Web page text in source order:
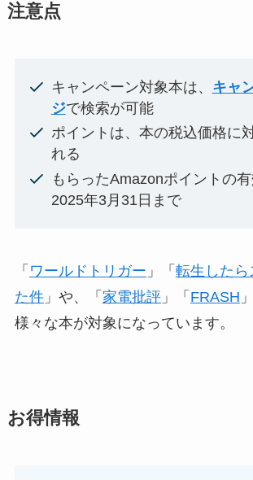
注意点
キャンペーン対象本は、 キャ
ジで検索が可能
ポイントは、本の税込価格に
れる
もらったAmazonポイントの
2025年3月31日まで
「 ワールドトリガー 」「 転生したら
た件」や、「 家電批評」「 FRASH
様々な本が対象になっています。
お得情報